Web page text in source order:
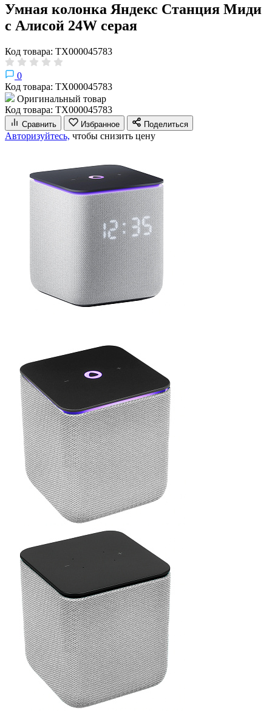
Умная колонка Яндекс Станция Миди
с Алисой 24W серая
Код товара: ТХ000045783
0
Код товара: ТХ000045783
Оригинальный товар
Код товара: ТХ000045783
Сравнить Избранное Поделиться
Авторизуйтесь, чтобы снизить цену